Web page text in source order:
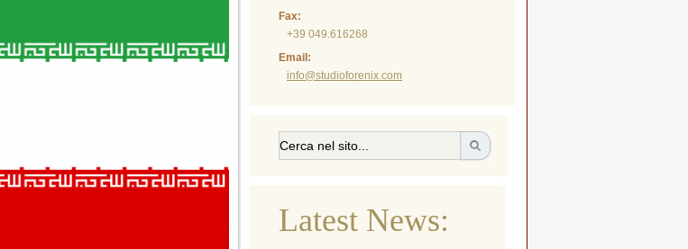
Fax:
+39 049.616268
Email:
info@studioforenix.com
Latest News: